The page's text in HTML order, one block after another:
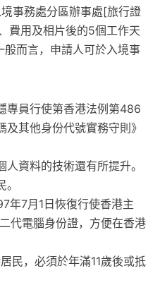
事務處分區辦事處[旅行證
費用及相片後的5個工作天
而言，申請人可於入境事
專員行使第香港法例第486
其他身份代號實務守則》
資料的技術還有所提升。
年7月1日恢復行使香港主
代電腦身份證，方便在香港
民，必須於年滿11歲後或抵